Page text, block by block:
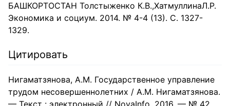
БАШКОРТОСТАН Толстыженко К.В.,ХатмуллинаЛ.Р.
Экономика и социум. 2014. № 4-4 (13). С. 1327-
1329.
Цитировать
Нигаматзянова, А.М. Государственное управление
трудом несовершеннолетних / А.М. Нигаматзянова.
— Текст : электронный // NovaInfo, 2016. — № 42.